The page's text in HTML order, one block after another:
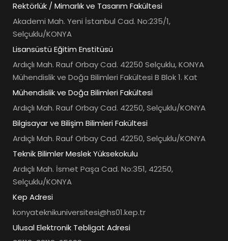
Rektörlük / Mimarlık ve Tasarım Fakültesi
Akademi Mah. Yeni İstanbul Cad. No:235/1,
Selçuklu/KONYA
Lisansüstü Eğitim Enstitüsü
Ardıçlı Mah. Rauf Orbay Cad. 42250 Selçuklu, KONYA
Mühendislik ve Doğa Bilimleri Fakültesi B Blok 1. Kat
Mühendislik ve Doğa Bilimleri Fakültesi
Ardıçlı Mah. Rauf Orbay Cad. 42250, Selçuklu/KONYA
Bilgisayar ve Bilişim Bilimleri Fakültesi
Ardıçlı Mah. Rauf Orbay Cad. 42250, Selçuklu/KONYA
Teknik Bilimler Meslek Yüksekokulu
Ardıçlı Mah. İsmet Paşa Cad. No:351, 42250,
Selçuklu/KONYA
Kep Adresi
konyateknikuniversitesi@hs01.kep.tr
Ulusal Elektronik Tebligat Adresi